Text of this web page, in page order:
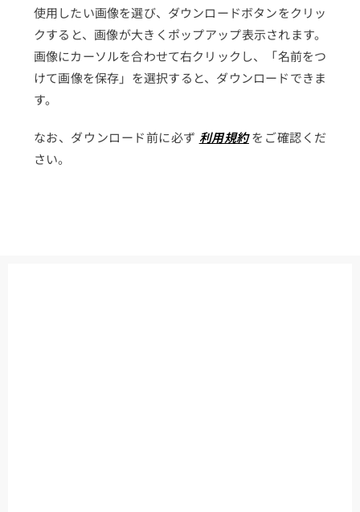
使用したい画像を選び、ダウンロードボタンをクリッ
クすると、画像が大きくポップアップ表示されます。
画像にカーソルを合わせて右クリックし、「名前をつ
けて画像を保存」を選択すると、ダウンロードできま
す。
なお、ダウンロード前に必ず 利用規約をご確認くだ
さい。